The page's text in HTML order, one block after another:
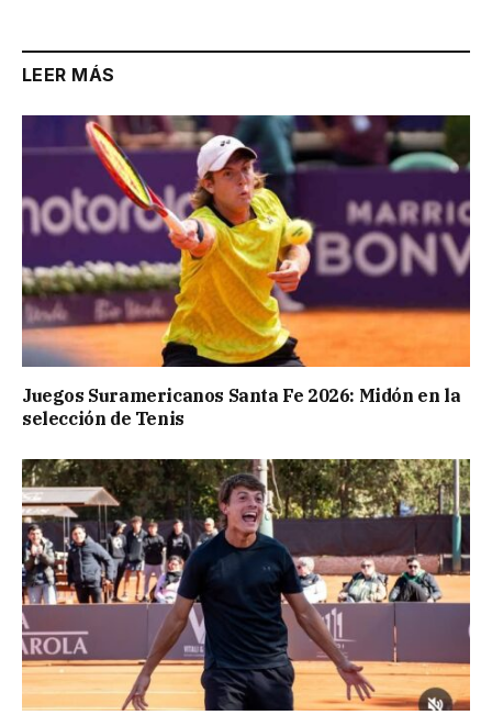
LEER MÁS
Juegos Suramericanos Santa Fe 2026: Midón en la
selección de Tenis